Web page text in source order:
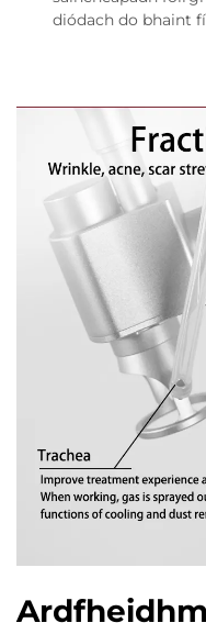
diódach do bhaint